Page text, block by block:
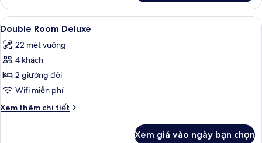
Phòng
Tiêu
chuẩn
Xem
tất
cả
ảnh
Double
Room
Deluxe
Truy cập Internet không dây miễn
3
Double Room Deluxe
22 mét vuông
4 khách
2 giường đôi
Wifi miễn phí
Xem thêm chi tiết
Chi
Xem giá vào ngày bạn chọn